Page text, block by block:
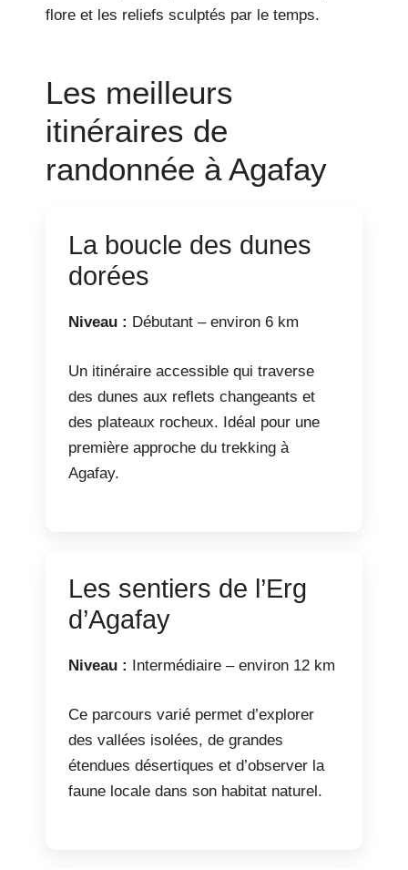
flore et les reliefs sculptés par le temps.
Les meilleurs
itinéraires de
randonnée à Agafay
La boucle des dunes
dorées
Niveau : Débutant – environ 6 km
Un itinéraire accessible qui traverse
des dunes aux reflets changeants et
des plateaux rocheux. Idéal pour une
première approche du trekking à
Agafay.
Les sentiers de l’Erg
d’Agafay
Niveau : Intermédiaire – environ 12 km
Ce parcours varié permet d’explorer
des vallées isolées, de grandes
étendues désertiques et d’observer la
faune locale dans son habitat naturel.